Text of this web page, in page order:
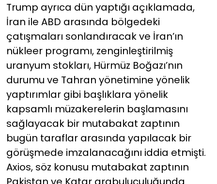
Trump ayrıca dün yaptığı açıklamada,
İran ile ABD arasında bölgedeki
çatışmaları sonlandıracak ve İran’ın
nükleer programı, zenginleştirilmiş
uranyum stokları, Hürmüz Boğazı’nın
durumu ve Tahran yönetimine yönelik
yaptırımlar gibi başlıklara yönelik
kapsamlı müzakerelerin başlamasını
sağlayacak bir mutabakat zaptının
bugün taraflar arasında yapılacak bir
görüşmede imzalanacağını iddia etmişti.
Axios, söz konusu mutabakat zaptının